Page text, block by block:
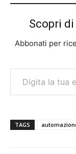
Scopri
Abbonati per
Digita la tua e-mail...
TAGS